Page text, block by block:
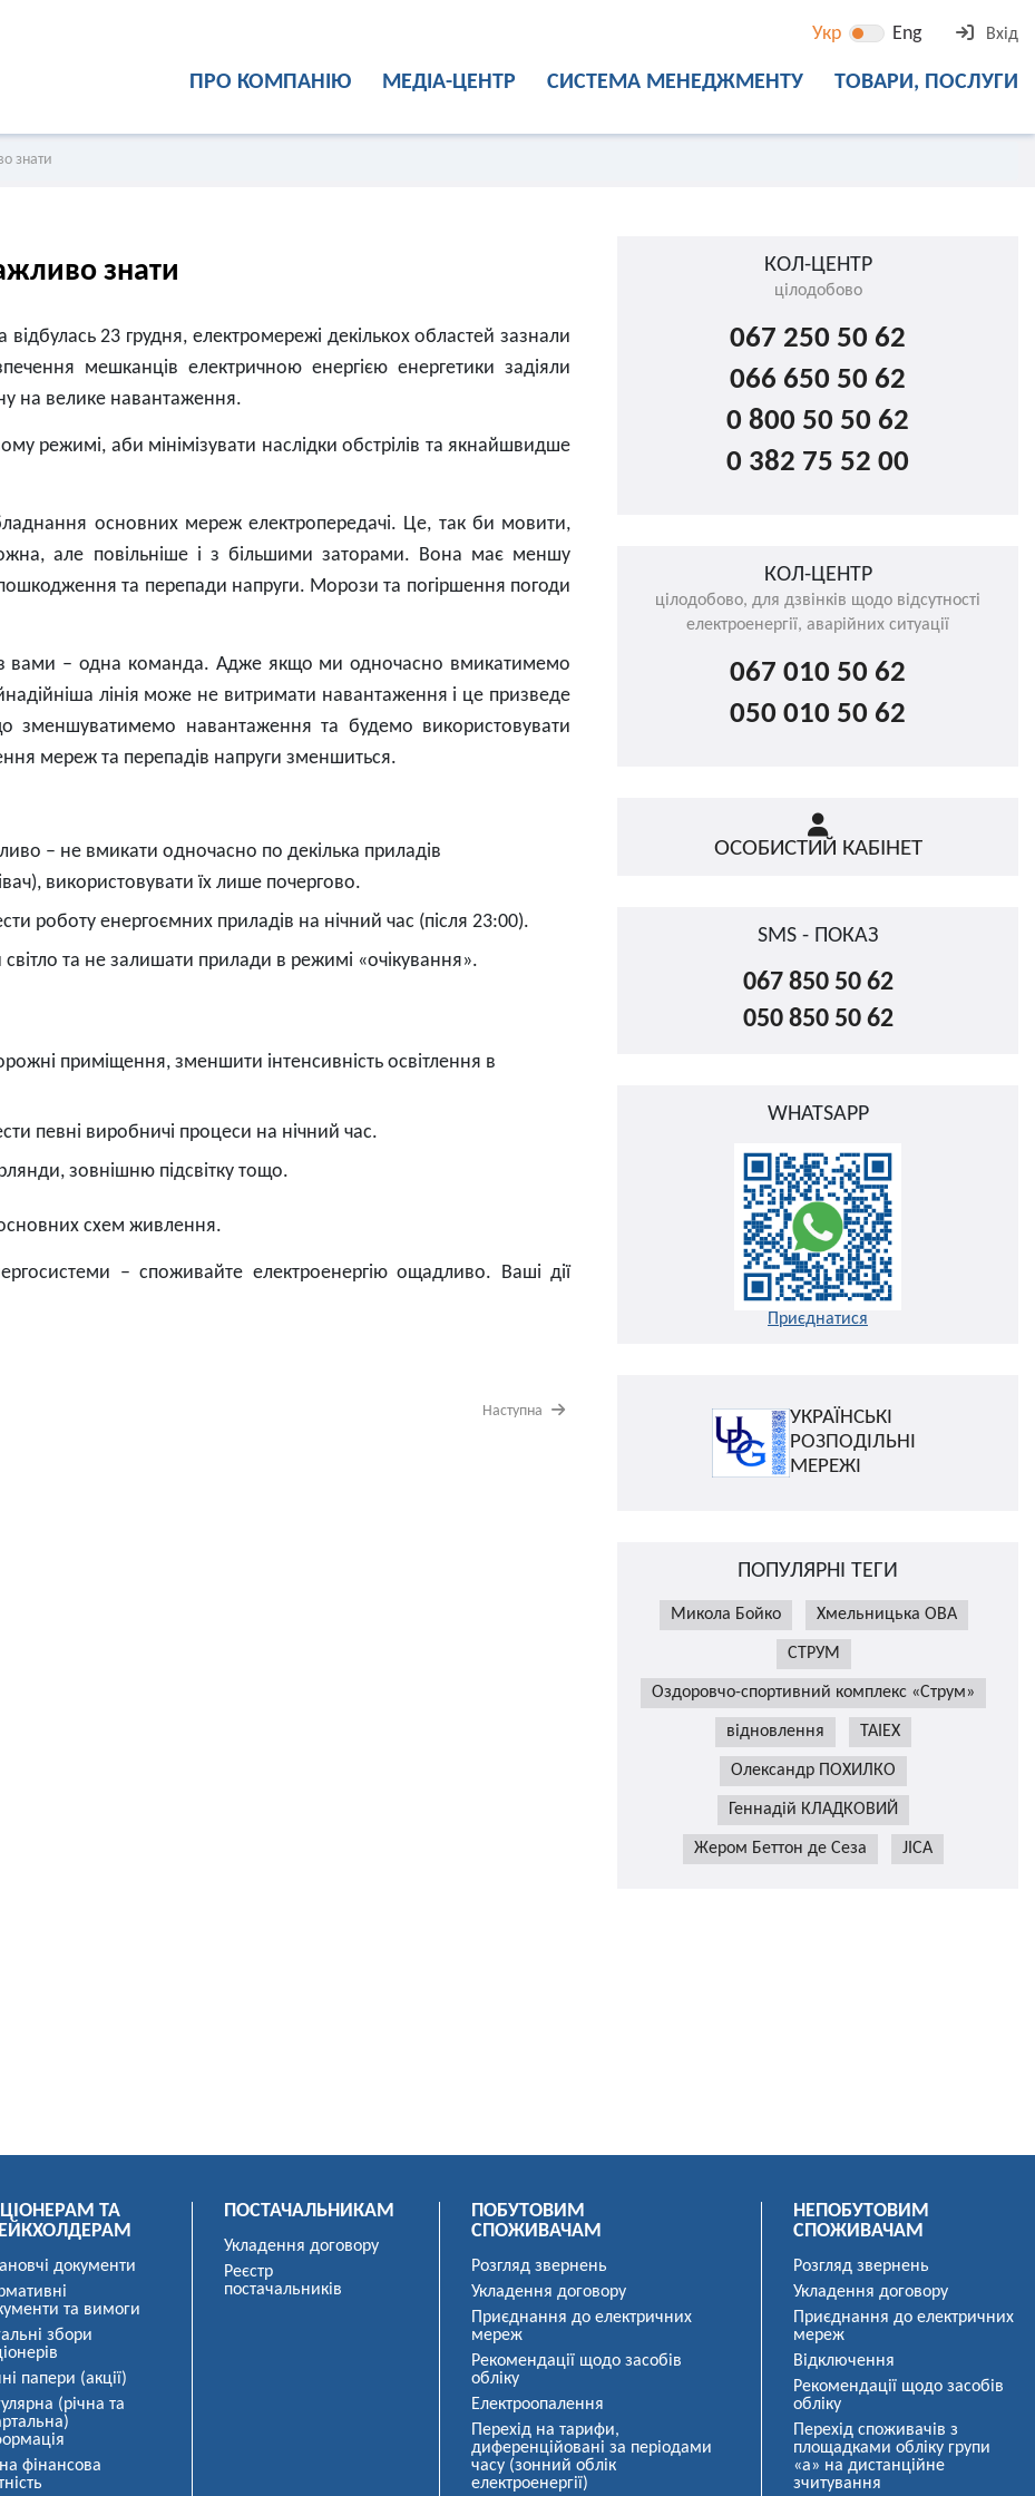
Укр Eng Вхід
ПРО КОМПАНІЮ МЕДІА-ЦЕНТР СИСТЕМА МЕНЕДЖМЕНТУ ТОВАРИ, ПОСЛУГИ
знати
знати
23 грудня, електромережі декількох областей зазнали
мешканців електричною енергією енергетики задіяли
на велике навантаження.
режимі, аби мінімізувати наслідки обстрілів та якнайшвидше
основних мереж електропередачі. Це, так би мовити,
але повільніше і з більшими заторами. Вона має меншу
та перепади напруги. Морози та погіршення погоди
вами – одна команда. Адже якщо ми одночасно вмикатимемо
лінія може не витримати навантаження і це призведе
зменшуватимемо навантаження та будемо використовувати
мереж та перепадів напруги зменшиться.
– не вмикати одночасно по декілька приладів
використовувати їх лише почергово.
роботу енергоємних приладів на нічний час (після 23:00).
та не залишати прилади в режимі «очікування».
приміщення, зменшити інтенсивність освітлення в
певні виробничі процеси на нічний час.
зовнішню підсвітку тощо.
схем живлення.
– споживайте електроенергію ощадливо. Ваші дії
Наступна
КОЛ-ЦЕНТР
цілодобово
067 250 50 62
066 650 50 62
0 800 50 50 62
0 382 75 52 00
КОЛ-ЦЕНТР
цілодобово, для дзвінків щодо відсутності
електроенергії, аварійних ситуації
067 010 50 62
050 010 50 62
ОСОБИСТИЙ КАБІНЕТ
SMS - ПОКАЗ
067 850 50 62
050 850 50 62
WHATSAPP
Приєднатися
УКРАЇНСЬКІ
РОЗПОДІЛЬНІ
МЕРЕЖІ
ПОПУЛЯРНІ ТЕГИ
Микола Бойко Хмельницька ОВА
СТРУМ
Оздоровчо-спортивний комплекс «Струм»
відновлення TAIEX
Олександр ПОХИЛКО
Геннадій КЛАДКОВИЙ
Жером Беттон де Сеза JICA
ТА
документи
та вимоги
збори
папери (акції)
(річна та
фінансова
ПОСТАЧАЛЬНИКАМ
Укладення договору
Реєстр
постачальників
ПОБУТОВИМ
СПОЖИВАЧАМ
Розгляд звернень
Укладення договору
Приєднання до електричних
мереж
Рекомендації щодо засобів
обліку
Електроопалення
Перехід на тарифи,
диференційовані за періодами
часу (зонний облік
електроенергії)
НЕПОБУТОВИМ
СПОЖИВАЧАМ
Розгляд звернень
Укладення договору
Приєднання до електричних
мереж
Відключення
Рекомендації щодо засобів
обліку
Перехід споживачів з
площадками обліку групи
«а» на дистанційне
зчитування